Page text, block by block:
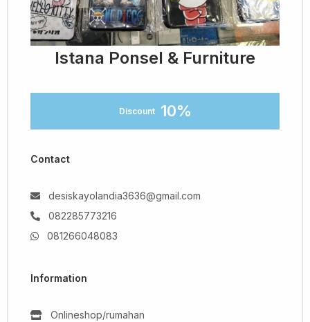
Istana Ponsel & Furniture
Discount 10%
Contact
desiskayolandia3636@gmail.com
082285773216
081266048083
Information
Onlineshop/rumahan